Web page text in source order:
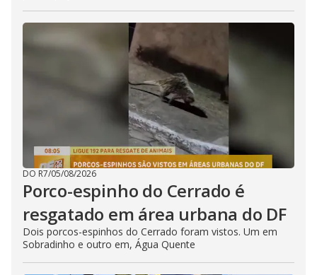
DO R7/05/08/2026
Porco-espinho do Cerrado é
resgatado em área urbana do DF
Dois porcos-espinhos do Cerrado foram vistos. Um em
Sobradinho e outro em, Água Quente